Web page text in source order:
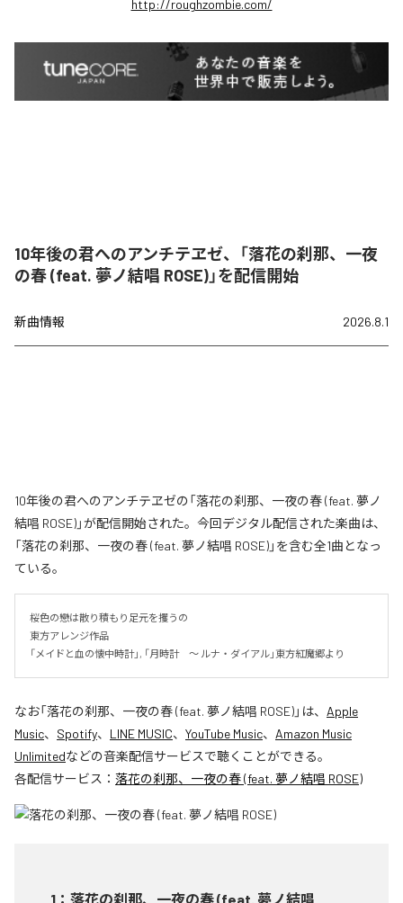
http://roughzombie.com/
10年後の君へのアンチテヱゼ、「落花の刹那、一夜
の春 (feat. 夢ノ結唱 ROSE)」を配信開始
新曲情報 2026.8.1
10年後の君へのアンチテヱゼの「落花の刹那、一夜の春 (feat. 夢ノ
結唱 ROSE)」が配信開始された。今回デジタル配信された楽曲は、
「落花の刹那、一夜の春 (feat. 夢ノ結唱 ROSE)」を含む全1曲となっ
ている。
桜色の戀は散り積もり足元を攫うの
東方アレンジ作品
「メイドと血の懐中時計」, 「月時計　～ ルナ・ダイアル」東方紅魔郷より
なお「落花の刹那、一夜の春 (feat. 夢ノ結唱 ROSE)」は、 Apple
Music、 Spotify、 LINE MUSIC、 YouTube Music、 Amazon Music
Unlimitedなどの音楽配信サービスで聴くことができる。
各配信サービス： 落花の刹那、一夜の春 (feat. 夢ノ結唱 ROSE)
1 ： 落花の刹那、一夜の春 (feat. 夢ノ結唱